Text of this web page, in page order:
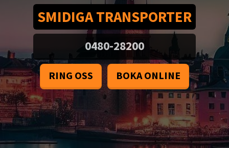
SMIDIGA TRANSPORTER
0480-28200
RING OSS BOKA ONLINE